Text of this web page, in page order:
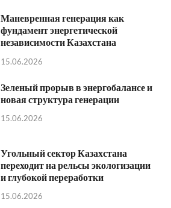
Маневренная генерация как
фундамент энергетической
независимости Казахстана
15.06.2026
Зеленый прорыв в энергобалансе и
новая структура генерации
15.06.2026
Угольный сектор Казахстана
переходит на рельсы экологизации
и глубокой переработки
15.06.2026